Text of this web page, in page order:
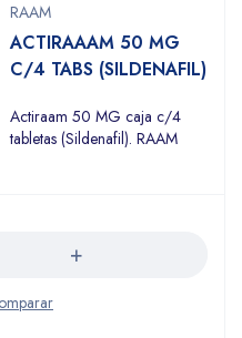
RAAM
ACTIRAAAM 50 MG
C/4 TABS (SILDENAFIL)
Actiraam 50 MG caja c/4
tabletas (Sildenafil). RAAM